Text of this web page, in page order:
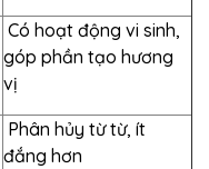
Có hoạt động vi sinh,
góp phần tạo hương
vị
Phân hủy từ từ, ít
đắng hơn